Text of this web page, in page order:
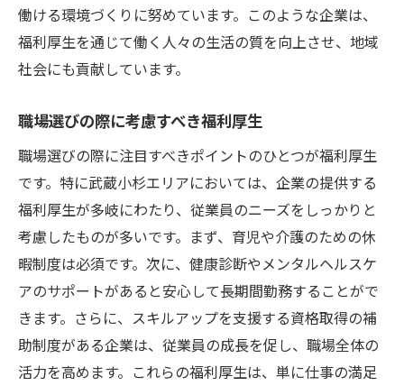
働ける環境づくりに努めています。このような企業は、
福利厚生を通じて働く人々の生活の質を向上させ、地域
社会にも貢献しています。
職場選びの際に考慮すべき福利厚生
職場選びの際に注目すべきポイントのひとつが福利厚生
です。特に武蔵小杉エリアにおいては、企業の提供する
福利厚生が多岐にわたり、従業員のニーズをしっかりと
考慮したものが多いです。まず、育児や介護のための休
暇制度は必須です。次に、健康診断やメンタルヘルスケ
アのサポートがあると安心して長期間勤務することがで
きます。さらに、スキルアップを支援する資格取得の補
助制度がある企業は、従業員の成長を促し、職場全体の
活力を高めます。これらの福利厚生は、単に仕事の満足